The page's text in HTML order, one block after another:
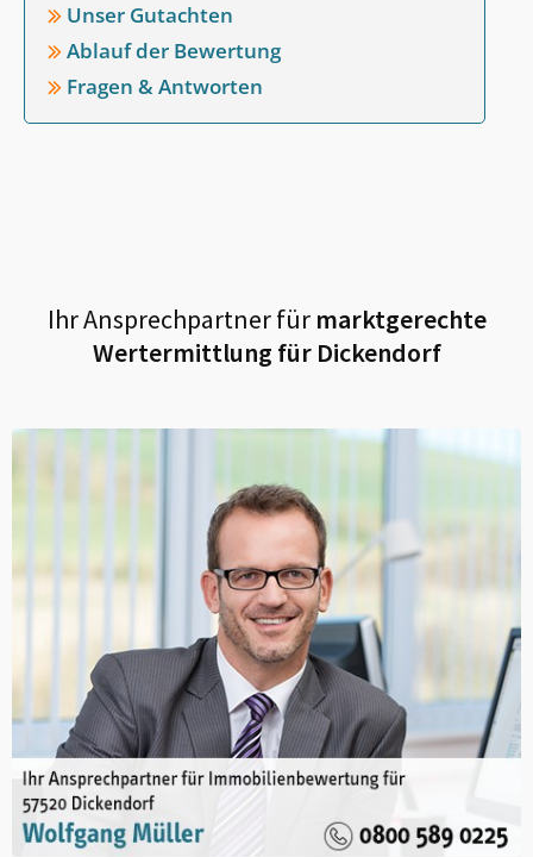
Unser Gutachten
Ablauf der Bewertung
Fragen & Antworten
Ihr Ansprechpartner fürmarktgerechte
Wertermittlung für Dickendorf